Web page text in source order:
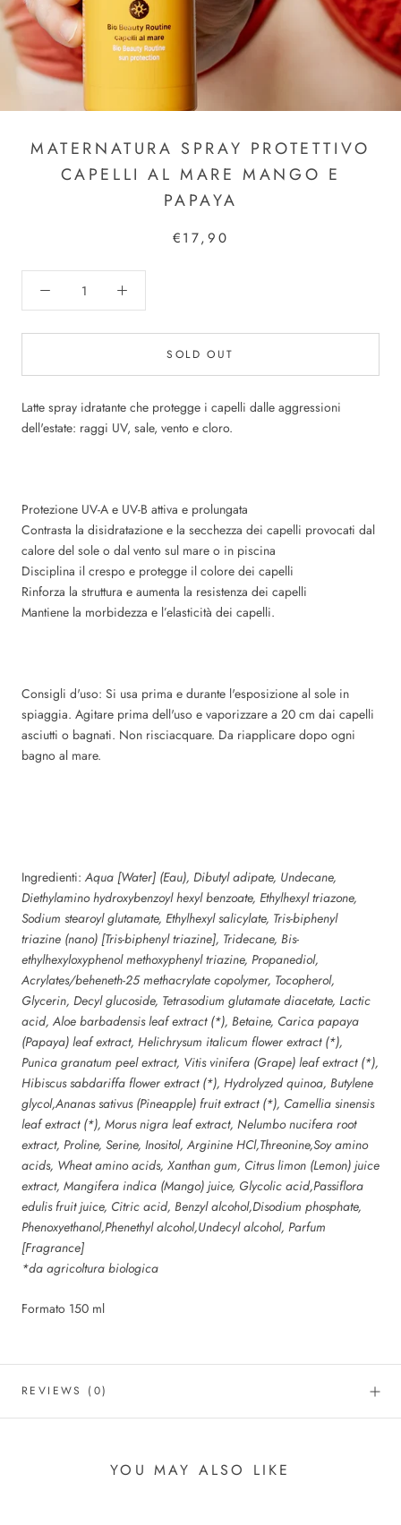
MATERNATURA SPRAY PROTETTIVO
CAPELLI AL MARE MANGO E
PAPAYA
€17,90
SOLD OUT
Latte spray idratante che protegge i capelli dalle aggressioni
dell'estate: raggi UV, sale, vento e cloro.
Protezione UV-A e UV-B attiva e prolungata
Contrasta la disidratazione e la secchezza dei capelli provocati dal
calore del sole o dal vento sul mare o in piscina
Disciplina il crespo e protegge il colore dei capelli
Rinforza la struttura e aumenta la resistenza dei capelli
Mantiene la morbidezza e l’elasticità dei capelli.
Consigli d'uso: Si usa prima e durante l'esposizione al sole in
spiaggia. Agitare prima dell'uso e vaporizzare a 20 cm dai capelli
asciutti o bagnati. Non risciacquare. Da riapplicare dopo ogni
bagno al mare.
Ingredienti: Aqua [Water] (Eau), Dibutyl adipate, Undecane,
Diethylamino hydroxybenzoyl hexyl benzoate, Ethylhexyl triazone,
Sodium stearoyl glutamate, Ethylhexyl salicylate, Tris-biphenyl
triazine (nano) [Tris-biphenyl triazine], Tridecane, Bis-
ethylhexyloxyphenol methoxyphenyl triazine, Propanediol,
Acrylates/beheneth-25 methacrylate copolymer, Tocopherol,
Glycerin, Decyl glucoside, Tetrasodium glutamate diacetate, Lactic
acid, Aloe barbadensis leaf extract (*), Betaine, Carica papaya
(Papaya) leaf extract, Helichrysum italicum flower extract (*),
Punica granatum peel extract, Vitis vinifera (Grape) leaf extract (*),
Hibiscus sabdariffa flower extract (*), Hydrolyzed quinoa, Butylene
glycol,Ananas sativus (Pineapple) fruit extract (*), Camellia sinensis
leaf extract (*), Morus nigra leaf extract, Nelumbo nucifera root
extract, Proline, Serine, Inositol, Arginine HCl,Threonine,Soy amino
acids, Wheat amino acids, Xanthan gum, Citrus limon (Lemon) juice
extract, Mangifera indica (Mango) juice, Glycolic acid,Passiflora
edulis fruit juice, Citric acid, Benzyl alcohol,Disodium phosphate,
Phenoxyethanol,Phenethyl alcohol,Undecyl alcohol, Parfum
[Fragrance]
*da agricoltura biologica
Formato 150 ml
REVIEWS (0)
YOU MAY ALSO LIKE